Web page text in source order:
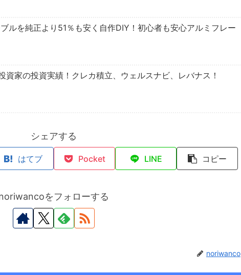
ルを純正より51％も安く自作DIY！初心者も安心アルミフレー
資家の投資実績！クレカ積立、ウェルスナビ、レバナス！
シェアする
はてブ Pocket LINE コピー
をフォローする
noriwanco